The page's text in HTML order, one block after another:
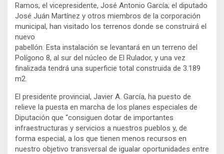
Ramos, el vicepresidente, José Antonio García; el diputado
José Juán Martínez y otros miembros de la corporación
municipal, han visitado los terrenos donde se construirá el
nuevo
pabellón. Esta instalación se levantará en un terreno del
Polígono 8, al sur del núcleo de El Rulador, y una vez
finalizada tendrá una superficie total construida de 3.189
m2.
El presidente provincial, Javier A. García, ha puesto de
relieve la puesta en marcha de los planes especiales de
Diputación que “consiguen dotar de importantes
infraestructuras y servicios a nuestros pueblos y, de
forma especial, a los que tienen menos recursos en
nuestro objetivo transversal de igualar oportunidades entre